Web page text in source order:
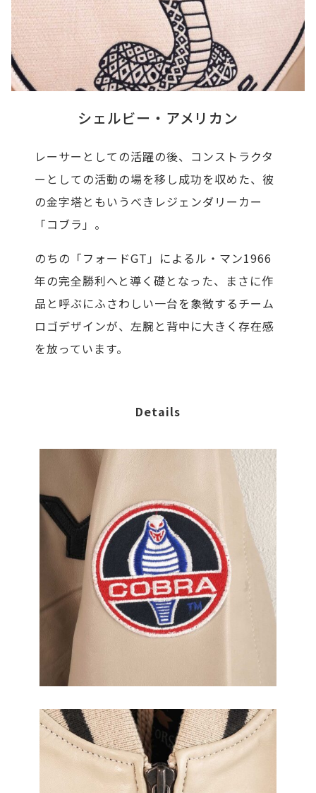
シェルビー・アメリカン
レーサーとしての活躍の後、コンストラクタ
ーとしての活動の場を移し成功を収めた、彼
の金字塔ともいうべきレジェンダリーカー
「コブラ」。
のちの「フォードGT」によるル・マン1966
年の完全勝利へと導く礎となった、まさに作
品と呼ぶにふさわしい一台を象徴するチーム
ロゴデザインが、左腕と背中に大きく存在感
を放っています。
Details